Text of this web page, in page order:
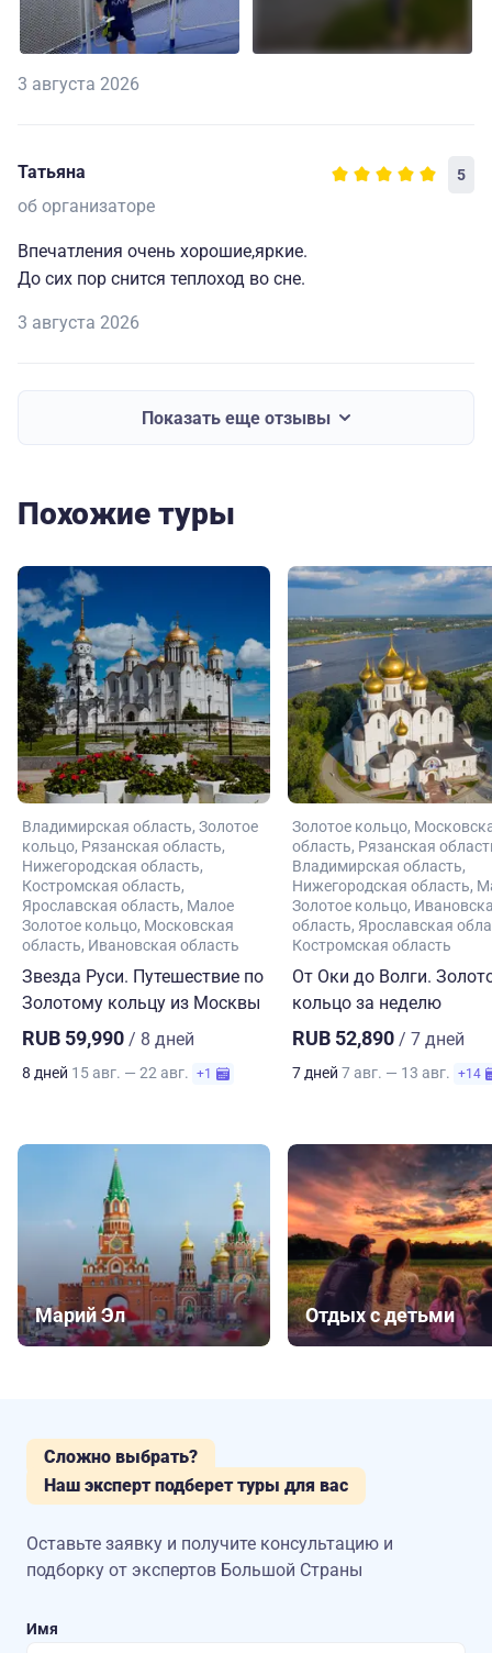
3 августа 2026
Татьяна 5
об организаторе
Впечатления очень хорошие,яркие.
До сих пор снится теплоход во сне.
3 августа 2026
Показать еще отзывы
Похожие туры
Владимирская область Золотое
кольцо Рязанская область
Нижегородская область
Костромская область
Ярославская область Малое
Золотое кольцо Московская
область Ивановская область
Звезда Руси. Путешествие по
Золотому кольцу из Москвы
RUB 59,990 / 8 дней
8 дней 15 авг. — 22 авг. +1
Золотое кольцо
область Рязанская
Владимирская область
Нижегородская область
Золотое кольцо
область Ярославская
Костромская область
От Оки до Волги.
кольцо за неделю
RUB 52,890 / 7 дней
7 дней 7 авг. — 13 авг. +14
Марий Эл Отдых с детьми
Сложно выбрать?
Наш эксперт подберет туры для вас
Оставьте заявку и получите консультацию и
подборку от экспертов Большой Страны
Имя